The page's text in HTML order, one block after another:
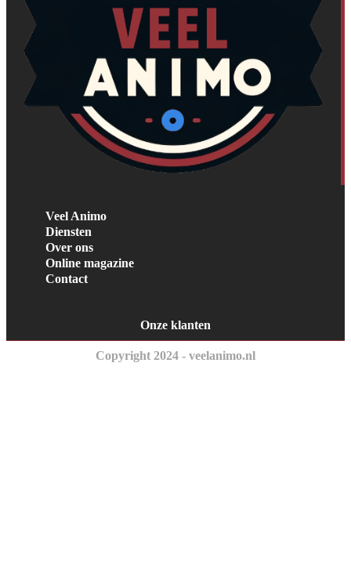
Veel Animo
Diensten
Over ons
Online magazine
Contact
Onze klanten
Copyright 2024 - veelanimo.nl